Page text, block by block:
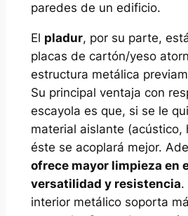
paredes de un edificio.
El pladur, por su parte,
placas de cartón/yeso
estructura metálica
Su principal ventaja con
escayola es que, si se le
material aislante
éste se acoplará mejor.
ofrece mayor limpieza en
versatilidad y resistencia.
interior metálico soporta